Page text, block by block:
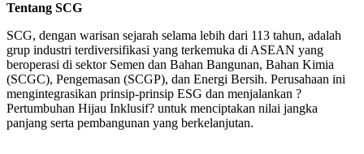
Tentang SCG
SCG, dengan warisan sejarah selama lebih dari 113 tahun, adalah
grup industri terdiversifikasi yang terkemuka di ASEAN yang
beroperasi di sektor Semen dan Bahan Bangunan, Bahan Kimia
(SCGC), Pengemasan (SCGP), dan Energi Bersih. Perusahaan ini
mengintegrasikan prinsip-prinsip ESG dan menjalankan ?
Pertumbuhan Hijau Inklusif? untuk menciptakan nilai jangka
panjang serta pembangunan yang berkelanjutan.